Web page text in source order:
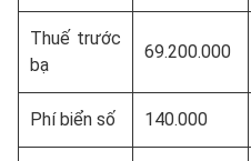
Thuế trước
bạ
69.200.000
Phí biển số 140.000